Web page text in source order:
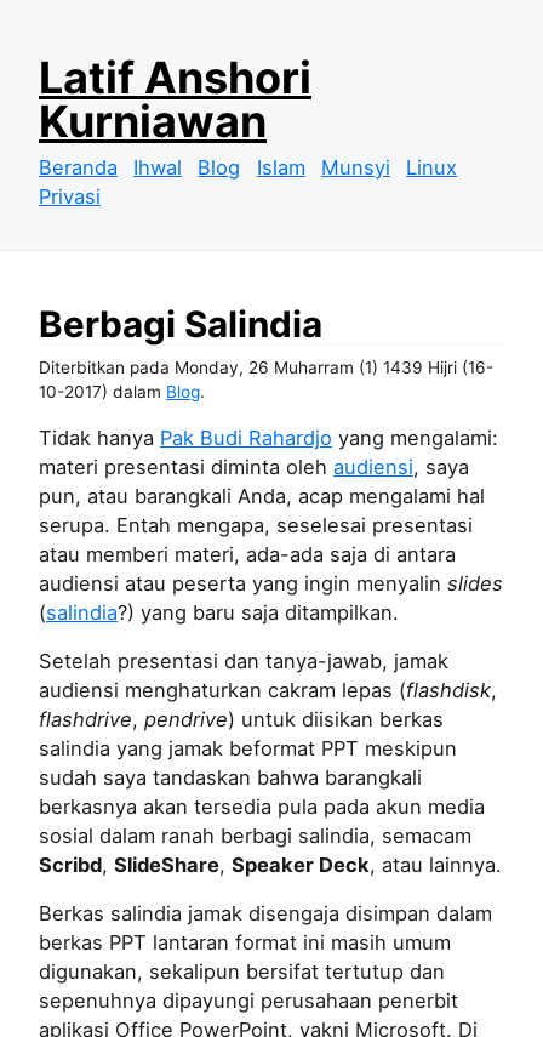
k
i
p
t
o
o
t
e
n
t
Latif Anshori
Kurniawan
Beranda Ihwal Blog Islam Munsyi
Linux
Privasi
Berbagi Salindia
Diterbitkan pada Monday, 26 Muharram (1) 1439 Hijri (16-
10-2017) dalam Blog.
Tidak hanya Pak Budi Rahardjo yang mengalami:
materi presentasi diminta oleh audiensi, saya
pun, atau barangkali Anda, acap mengalami hal
serupa. Entah mengapa, seselesai presentasi
atau memberi materi, ada-ada saja di antara
audiensi atau peserta yang ingin menyalin slides
(salindia?) yang baru saja ditampilkan.
Setelah presentasi dan tanya-jawab, jamak
audiensi menghaturkan cakram lepas (flashdisk,
flashdrive, pendrive) untuk diisikan berkas
salindia yang jamak beformat PPT meskipun
sudah saya tandaskan bahwa barangkali
berkasnya akan tersedia pula pada akun media
sosial dalam ranah berbagi salindia, semacam
Scribd, SlideShare, Speaker Deck, atau lainnya.
Berkas salindia jamak disengaja disimpan dalam
berkas PPT lantaran format ini masih umum
digunakan, sekalipun bersifat tertutup dan
sepenuhnya dipayungi perusahaan penerbit
aplikasi Office PowerPoint, yakni Microsoft. Di